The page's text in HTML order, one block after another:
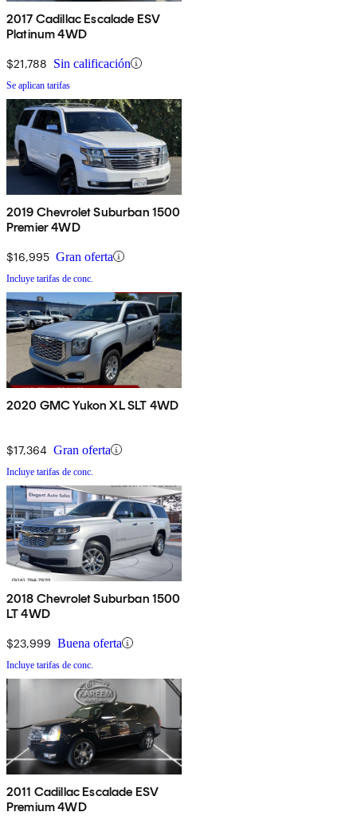
2017 Cadillac Escalade ESV
Platinum 4WD
$21,788 Sin calificación
Se aplican tarifas
2019 Chevrolet Suburban 1500
Premier 4WD
$16,995 Gran oferta
Incluye tarifas de conc.
2020 GMC Yukon XL SLT 4WD
$17,364 Gran oferta
Incluye tarifas de conc.
2018 Chevrolet Suburban 1500
LT 4WD
$23,999 Buena oferta
Incluye tarifas de conc.
2011 Cadillac Escalade ESV
Premium 4WD